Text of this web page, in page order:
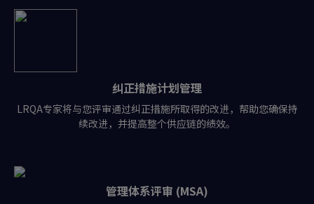
纠正措施计划管理
LRQA专家将与您评审通过纠正措施所取得的改进，帮助您确保持
续改进，并提高整个供应链的绩效。
管理体系评审 (MSA)